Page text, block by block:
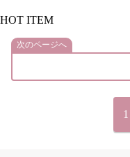
HOT ITEM
次のページへ
1